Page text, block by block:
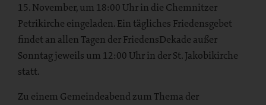
15. November, um 18:00 Uhr in die Chemnitzer
Petrikirche eingeladen. Ein tägliches Friedensgebet
findet an allen Tagen der FriedensDekade außer
Sonntag jeweils um 12:00 Uhr in der St. Jakobikirche
statt.
Zu einem Gemeindeabend zum Thema der